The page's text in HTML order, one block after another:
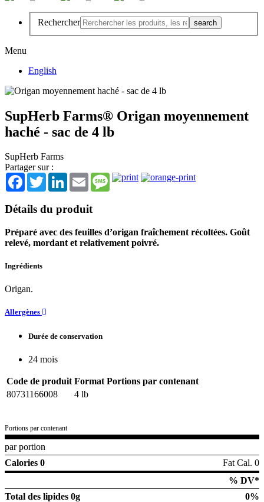
Rechercher
Menu
English
SupHerb Farms® Origan moyennement
haché - sac de 4 lb
SupHerb Farms
Partager sur :
Facebook
TwitterLinkedInEmail Message
Détails du produit
Préparé avec des feuilles d’origan fraîchement récoltées. Goût
relevé, mordant et relativement poivré.
Ingrédients
Origan.
Allergènes
Durée de conservation
24 mois
Code de produit Format Portions par contenant
80731166008
4 lb
Portions par contenant
par portion
Calories 0
Fat Cal. 0
% DV*
Total des lipides 0g
0%